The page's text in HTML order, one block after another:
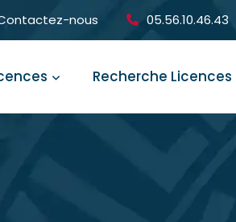
nous 05.56.10.46.43
Recherche Licences